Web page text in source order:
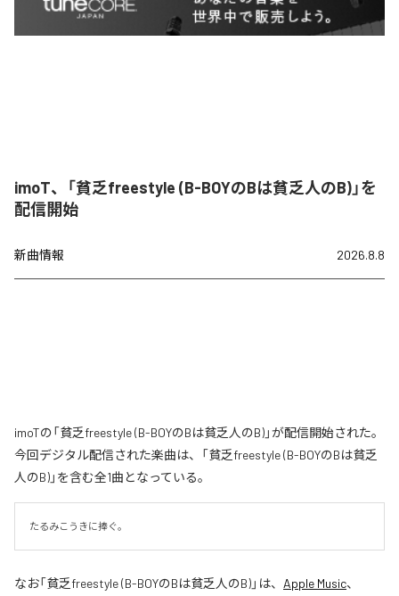
imoT、「貧乏freestyle (B-BOYのBは貧乏人のB)」を
配信開始
新曲情報 2026.8.8
imoTの「貧乏freestyle (B-BOYのBは貧乏人のB)」が配信開始された。
今回デジタル配信された楽曲は、「貧乏freestyle (B-BOYのBは貧乏
人のB)」を含む全1曲となっている。
たるみこうきに捧ぐ。
なお「貧乏freestyle (B-BOYのBは貧乏人のB)」は、 Apple Music、